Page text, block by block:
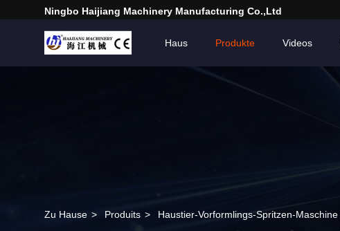
Ningbo Haijiang Machinery Manufacturing Co.,Ltd
Haus Produkte Videos
Zu Hause > Produits > Haustier-Vorformlings-Spritzen-Maschine